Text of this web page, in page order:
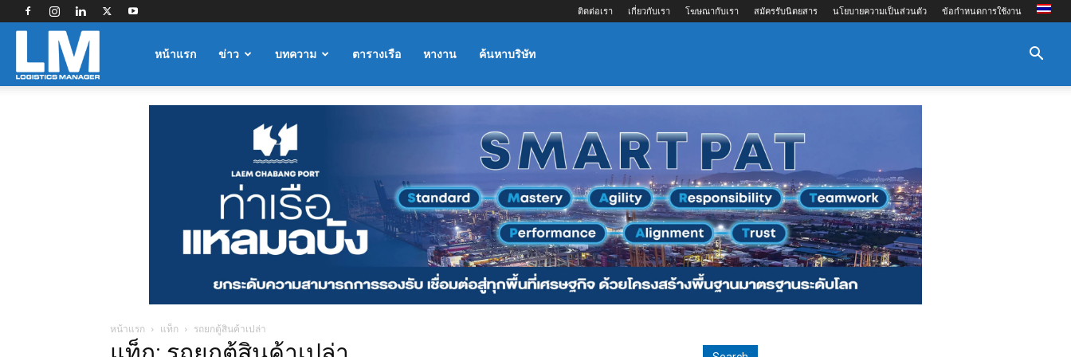
ติดต่อเรา เกี่ยวกับเรา โฆษณากับเรา สมัครรับนิตยสาร นโยบายความเป็นส่วนตัว ข้อกำหนดการใช้งาน
Logisticsหน้าแรก ข่าว บทความ ตารางเรือ หางาน ค้นหาบริษัท
หน้าแรก แท็ก รถยกตู้สินค้าเปล่า